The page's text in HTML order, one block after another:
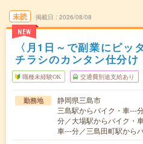
未読
NEW
掲載日 2026/08/08
〈月1日～で副業にピッ
チラシのカンタン仕分け
職種未経験OK 交通費別途支給あり
勤務地
静岡県三島市
三島駅からバイク・車---
分／大場駅からバイク・
車---分／三島田町駅から